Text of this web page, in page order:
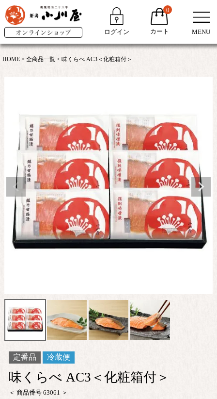
ログイン
0
カート MENU
HOME 全商品一覧 味くらべ AC3＜化粧箱付＞
定番品 冷蔵便
味くらべ AC3＜化粧箱付＞
商品番号 63061